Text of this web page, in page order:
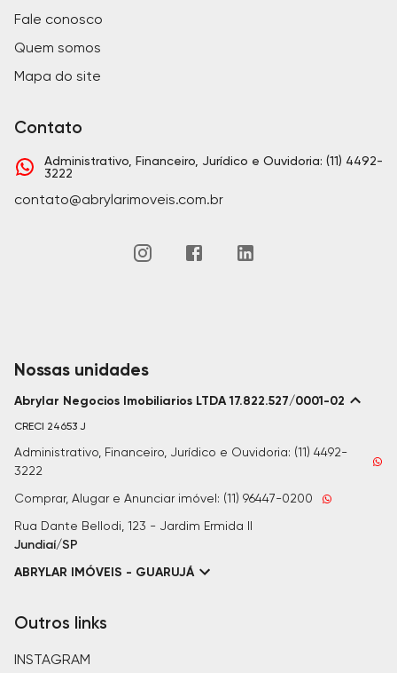
Fale conosco
Quem somos
Mapa do site
Contato
Administrativo, Financeiro, Jurídico e Ouvidoria: (11) 4492-
3222
contato@abrylarimoveis.com.br
Nossas unidades
Abrylar Negocios Imobiliarios LTDA 17.822.527/0001-02
CRECI 24653 J
Administrativo, Financeiro, Jurídico e Ouvidoria: (11) 4492-
3222
Comprar, Alugar e Anunciar imóvel: (11) 96447-0200
Rua Dante Bellodi, 123 - Jardim Ermida II
Jundiaí/SP
ABRYLAR IMÓVEIS - GUARUJÁ
Outros links
INSTAGRAM